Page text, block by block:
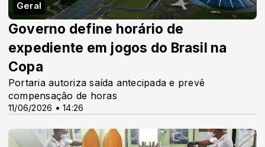
Geral
11/06/2026 • 14:26
Governo define horário de
expediente em jogos do Brasil na
Copa
Portaria autoriza saída antecipada e prevê
compensação de horas